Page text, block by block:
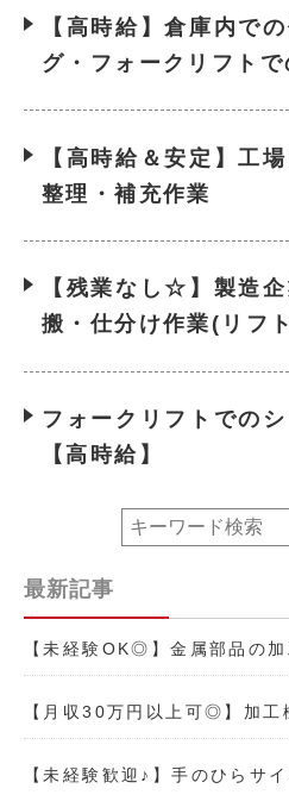
【高時給】倉庫内で
グ・フォークリフト
【高時給＆安定】工
整理・補充作業
【残業なし☆】製造
搬・仕分け作業(リフ
フォークリフトでの
【高時給】
最新記事
【未経験OK◎】金属部品の
【月収30万円以上可◎】加工
【未経験歓迎♪】手のひらサ